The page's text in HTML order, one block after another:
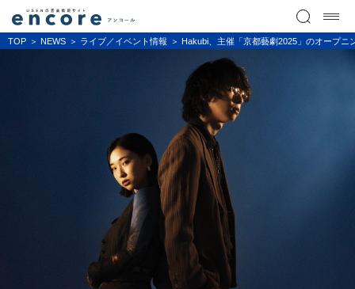
TOP NEWS ライブ／イベント情報 Hakubi、主催「京都藝劇2025」のオープニ